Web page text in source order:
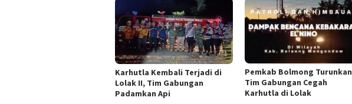
Karhutla Kembali Terjadi di
Lolak II, Tim Gabungan
Padamkan Api
Pemkab Bolmong Turunkan
Tim Gabungan Cegah
Karhutla di Lolak